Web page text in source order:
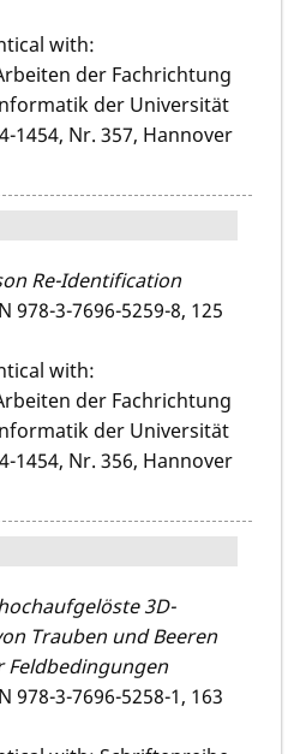
with:
der Fachrichtung
der Universität
1454, Nr. 357, Hannover
Re-Identification
978-3-7696-5259-8, 125
with:
der Fachrichtung
der Universität
1454, Nr. 356, Hannover
3D-
Trauben und Beeren
Feldbedingungen
978-3-7696-5258-1, 163